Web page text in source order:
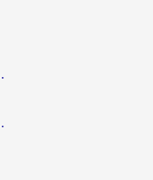
资源的正确姿势
源访问壁垒？